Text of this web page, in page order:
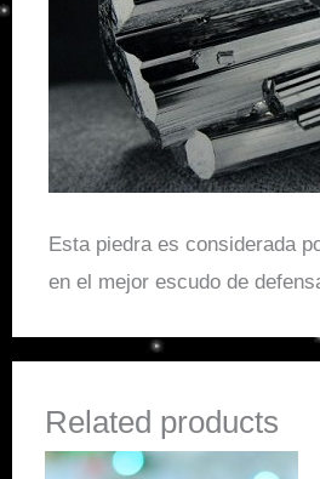
Esta piedra es considerada
en el mejor escudo de
Related products